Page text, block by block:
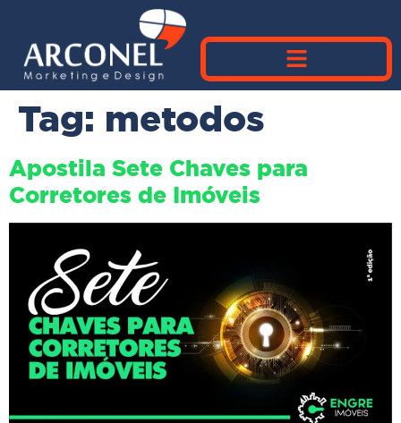
Tag: metodos
Apostila Sete Chaves para
Corretores de Imóveis